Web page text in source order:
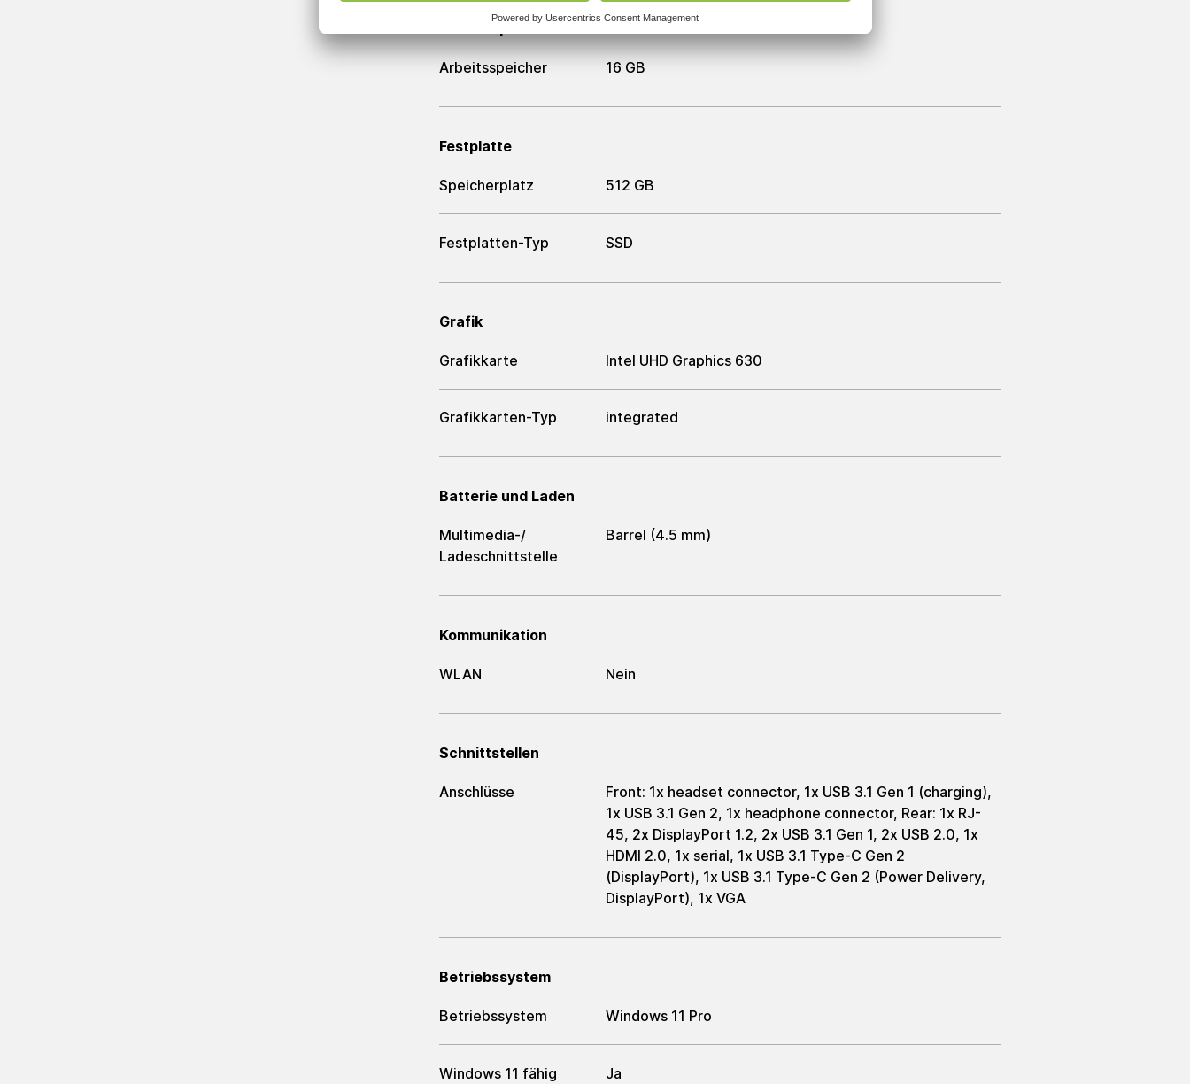
Arbeitsspeicher
Arbeitsspeicher 16 GB
Festplatte
Speicherplatz 512 GB
Festplatten-Typ SSD
Grafik
Grafikkarte Intel UHD Graphics 630
Grafikkarten-Typ integrated
Batterie und Laden
Multimedia-/​
Ladeschnittstelle
Barrel (4.5 mm)
Kommunikation
WLAN Nein
Schnittstellen
Anschlüsse
Front: 1x headset connector, 1x USB 3.1 Gen 1 (charging),
1x USB 3.1 Gen 2, 1x headphone connector, Rear: 1x RJ-
45, 2x DisplayPort 1.2, 2x USB 3.1 Gen 1, 2x USB 2.0, 1x
HDMI 2.0, 1x serial, 1x USB 3.1 Type-C Gen 2
(DisplayPort), 1x USB 3.1 Type-C Gen 2 (Power Delivery,
DisplayPort), 1x VGA
Betriebssystem
Betriebssystem Windows 11 Pro
Windows 11 fähig Ja